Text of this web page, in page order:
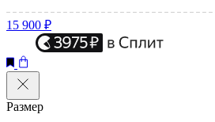
15 900 ₽
Размер